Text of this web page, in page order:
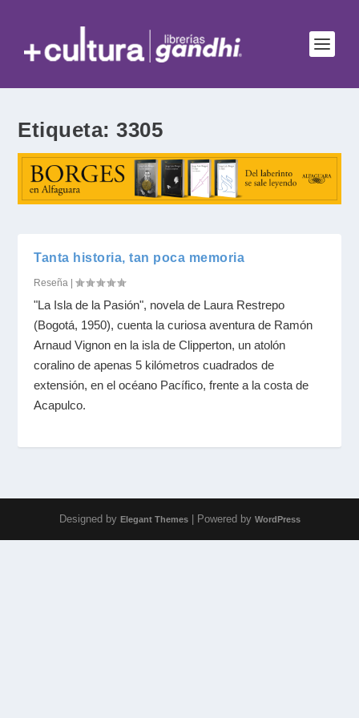
Etiqueta:3305
Tanta historia, tan poca memoria
Reseña |
"La Isla de la Pasión", novela de Laura Restrepo
(Bogotá, 1950), cuenta la curiosa aventura de Ramón
Arnaud Vignon en la isla de Clipperton, un atolón
coralino de apenas 5 kilómetros cuadrados de
extensión, en el océano Pacífico, frente a la costa de
Acapulco.
Designed by Elegant Themes| Powered by WordPress